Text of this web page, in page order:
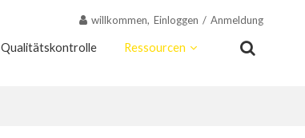
willkommen, Einloggen / Anmeldung
Qualitätskontrolle Ressourcen